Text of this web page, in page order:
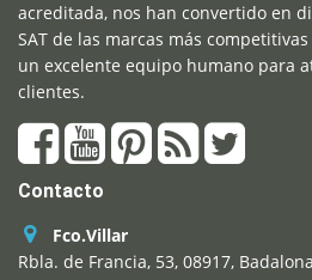
acreditada, nos han convertido en
SAT de las marcas más
un excelente equipo humano para
clientes.
Contacto
Fco.Villar
Rbla. de Francia, 53, 08917,